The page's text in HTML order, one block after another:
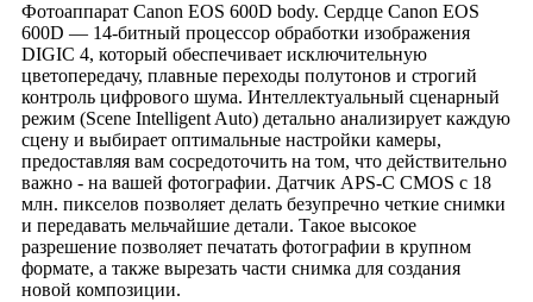
Фотоаппарат Canon EOS 600D body. Сердце Canon EOS
600D — 14-битный процессор обработки изображения
DIGIC 4, который обеспечивает исключительную
цветопередачу, плавные переходы полутонов и строгий
контроль цифрового шума. Интеллектуальный сценарный
режим (Scene Intelligent Auto) детально анализирует каждую
сцену и выбирает оптимальные настройки камеры,
предоставляя вам сосредоточить на том, что действительно
важно - на вашей фотографии. Датчик APS-C CMOS с 18
млн. пикселов позволяет делать безупречно четкие снимки
и передавать мельчайшие детали. Такое высокое
разрешение позволяет печатать фотографии в крупном
формате, а также вырезать части снимка для создания
новой композиции.